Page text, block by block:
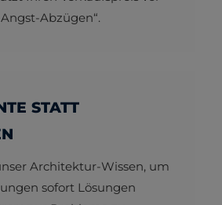
Abzügen“.
STATT
Architektur-Wissen, um
sofort Lösungen